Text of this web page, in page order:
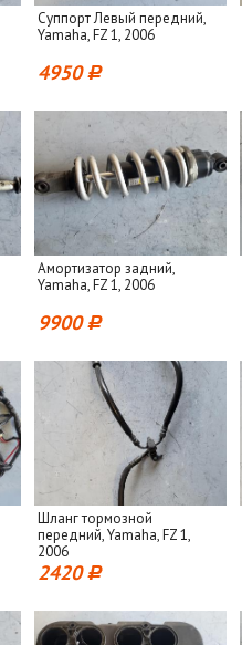
Суппорт Левый передний,
Yamaha, FZ 1, 2006
4950
Амортизатор задний,
Yamaha, FZ 1, 2006
9900
Шланг тормозной
передний, Yamaha, FZ 1,
2006
2420